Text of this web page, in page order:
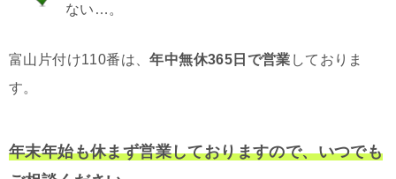
ない…。
富山片付け110番は、年中無休365日で営業 しておりま
す。
年末年始も休まず営業しておりますので、いつでも